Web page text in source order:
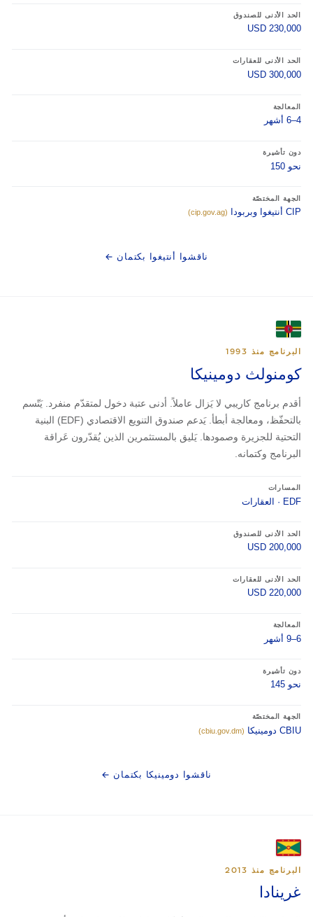
الحد الأدنى للصندوق
USD 230,000
الحد الأدنى للعقارات
USD 300,000
المعالجة
4–6 أشهر
دون تأشيرة
نحو 150
الجهة المختصّة
CIP أنتيغوا وبربودا (cip.gov.ag)
ناقشوا أنتيغوا بكتمان ←
البرنامج منذ 1993
كومنولث دومينيكا
أقدم برنامج كاريبي لا يَزال عاملاً. أدنى عتبة دخول لمتقدّم منفرد. يَتّسم
بالتحفّظ، ومعالجة أبطأ. يَدعم صندوق التنويع الاقتصادي (EDF) البنية
التحتية للجزيرة وصمودها. يَليق بالمستثمرين الذين يُقدّرون عَراقة
البرنامج وكتمانه.
المسارات
EDF · العقارات
الحد الأدنى للصندوق
USD 200,000
الحد الأدنى للعقارات
USD 220,000
المعالجة
6–9 أشهر
دون تأشيرة
نحو 145
الجهة المختصّة
CBIU دومينيكا (cbiu.gov.dm)
ناقشوا دومينيكا بكتمان ←
البرنامج منذ 2013
غرينادا